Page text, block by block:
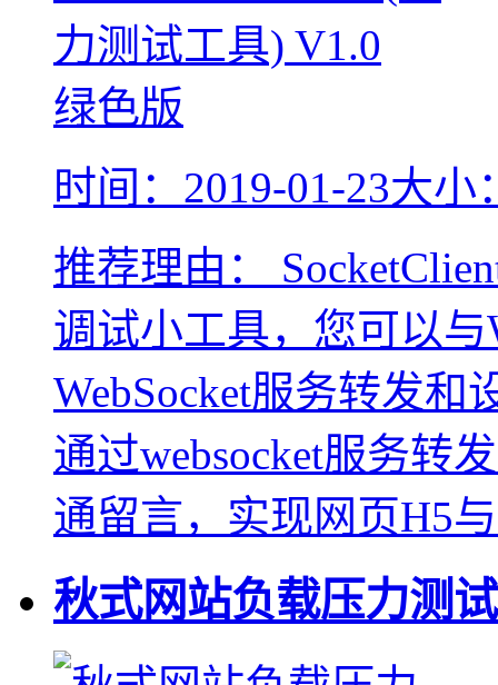
时间：2019-01-23大小
推荐理由：
调试小工具，您可以与
WebSocket服务转发
通过websocket服务转
通留言，实现网页H5
秋式网站负载压力测